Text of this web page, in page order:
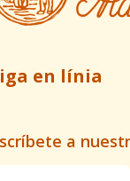
en línia
a